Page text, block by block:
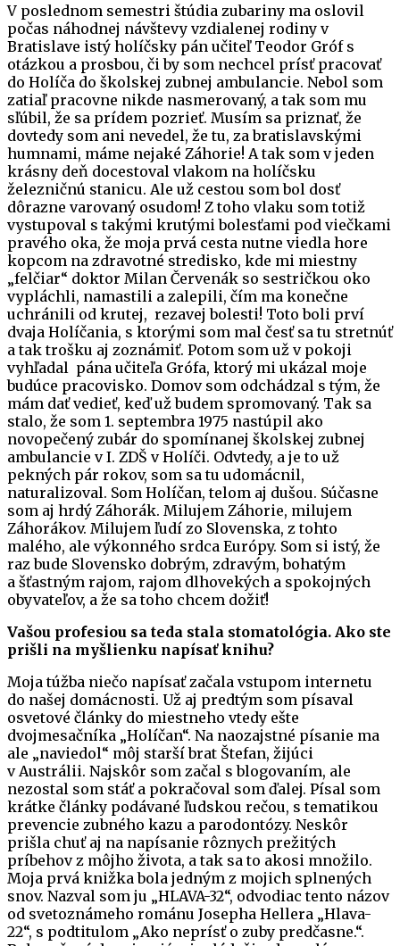
V poslednom semestri štúdia zubariny ma oslovil
počas náhodnej návštevy vzdialenej rodiny v
Bratislave istý holíčsky pán učiteľ Teodor Gróf s
otázkou a prosbou, či by som nechcel prísť pracovať
do Holíča do školskej zubnej ambulancie. Nebol som
zatiaľ pracovne nikde nasmerovaný, a tak som mu
sľúbil, že sa prídem pozrieť. Musím sa priznať, že
dovtedy som ani nevedel, že tu, za bratislavskými
humnami, máme nejaké Záhorie! A tak som v jeden
krásny deň docestoval vlakom na holíčsku
železničnú stanicu. Ale už cestou som bol dosť
dôrazne varovaný osudom! Z toho vlaku som totiž
vystupoval s takými krutými bolesťami pod viečkami
pravého oka, že moja prvá cesta nutne viedla hore
kopcom na zdravotné stredisko, kde mi miestny
„felčiar“ doktor Milan Červenák so sestričkou oko
vypláchli, namastili a zalepili, čím ma konečne
uchránili od krutej, rezavej bolesti! Toto boli prví
dvaja Holíčania, s ktorými som mal česť sa tu stretnúť
a tak trošku aj zoznámiť. Potom som už v pokoji
vyhľadal pána učiteľa Grófa, ktorý mi ukázal moje
budúce pracovisko. Domov som odchádzal s tým, že
mám dať vedieť, keď už budem spromovaný. Tak sa
stalo, že som 1. septembra 1975 nastúpil ako
novopečený zubár do spomínanej školskej zubnej
ambulancie v I. ZDŠ v Holíči. Odvtedy, a je to už
pekných pár rokov, som sa tu udomácnil,
naturalizoval. Som Holíčan, telom aj dušou. Súčasne
som aj hrdý Záhorák. Milujem Záhorie, milujem
Záhorákov. Milujem ľudí zo Slovenska, z tohto
malého, ale výkonného srdca Európy. Som si istý, že
raz bude Slovensko dobrým, zdravým, bohatým
a šťastným rajom, rajom dlhovekých a spokojných
obyvateľov, a že sa toho chcem dožiť!
Vašou profesiou sa teda stala stomatológia. Ako ste
prišli na myšlienku napísať knihu?
Moja túžba niečo napísať začala vstupom internetu
do našej domácnosti. Už aj predtým som písaval
osvetové články do miestneho vtedy ešte
dvojmesačníka „Holíčan“. Na naozajstné písanie ma
ale „naviedol“ môj starší brat Štefan, žijúci
v Austrálii. Najskôr som začal s blogovaním, ale
nezostal som stáť a pokračoval som ďalej. Písal som
krátke články podávané ľudskou rečou, s tematikou
prevencie zubného kazu a parodontózy. Neskôr
prišla chuť aj na napísanie rôznych prežitých
príbehov z môjho života, a tak sa to akosi množilo.
Moja prvá knižka bola jedným z mojich splnených
snov. Nazval som ju „HLAVA-32“, odvodiac tento názov
od svetoznámeho románu Josepha Hellera „Hlava-
22“, s podtitulom „Ako neprísť o zuby predčasne.“.